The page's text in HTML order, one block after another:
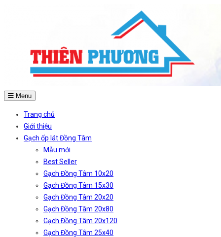
Menu
Trang chủ
Giới thiệu
Gạch ốp lát Đồng Tâm
Mẫu mới
Best Seller
Gạch Đồng Tâm 10x20
Gạch Đồng Tâm 15x30
Gạch Đồng Tâm 20x20
Gạch Đồng Tâm 20x80
Gạch Đồng Tâm 20x120
Gạch Đồng Tâm 25x40